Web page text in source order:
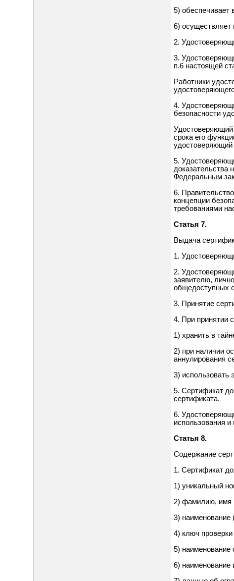
5) обеспечивает
6) осуществляет
2.
3.
п.6 настоящей
Работники
4.
безопасности
Удостоверяющий
срока его
5.
доказательства
Федеральным
6.
концепции
требованиями
Статья 7.
Выдача
1.
2.
заявителю,
общедоступных
3. Принятие
4. При принятии
1) хранить в
2) при наличии
аннулирования
3) использовать
5. Сертификат
сертификата.
6.
использования и
Статья 8.
Содержание
1. Сертификат
1) уникальный
2) фамилию, имя
3) наименование
4) ключ
5) наименование
6) наименование